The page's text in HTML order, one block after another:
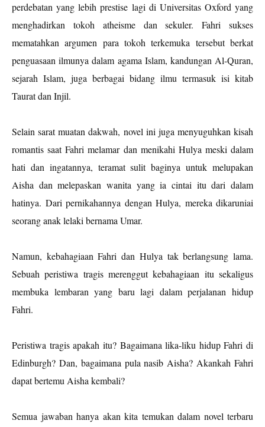
perdebatan yang lebih prestise lagi di Universitas Oxford yang
menghadirkan tokoh atheisme dan sekuler. Fahri sukses
mematahkan argumen para tokoh terkemuka tersebut berkat
penguasaan ilmunya dalam agama Islam, kandungan Al-Quran,
sejarah Islam, juga berbagai bidang ilmu termasuk isi kitab
Taurat dan Injil.
Selain sarat muatan dakwah, novel ini juga menyuguhkan kisah
romantis saat Fahri melamar dan menikahi Hulya meski dalam
hati dan ingatannya, teramat sulit baginya untuk melupakan
Aisha dan melepaskan wanita yang ia cintai itu dari dalam
hatinya. Dari pernikahannya dengan Hulya, mereka dikaruniai
seorang anak lelaki bernama Umar.
Namun, kebahagiaan Fahri dan Hulya tak berlangsung lama.
Sebuah peristiwa tragis merenggut kebahagiaan itu sekaligus
membuka lembaran yang baru lagi dalam perjalanan hidup
Fahri.
Peristiwa tragis apakah itu? Bagaimana lika-liku hidup Fahri di
Edinburgh? Dan, bagaimana pula nasib Aisha? Akankah Fahri
dapat bertemu Aisha kembali?
Semua jawaban hanya akan kita temukan dalam novel terbaru